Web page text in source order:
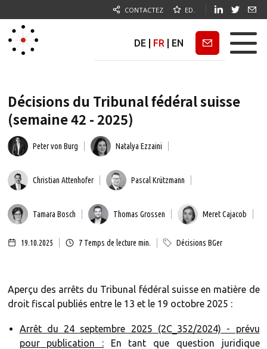
CONTACTEZ ED.
DE FR EN Newsletter
Décisions du Tribunal fédéral suisse
(semaine 42 - 2025)
Peter von Burg Natalya Ezzaini
Christian Attenhofer Pascal Krützmann
Tamara Bosch Thomas Grossen Meret Cajacob
19.10.2025 7Temps de lecture min. Décisions BGer
Aperçu des arrêts du Tribunal fédéral suisse en matière de
droit fiscal publiés entre le 13 et le 19 octobre 2025 :
Arrêt du 24 septembre 2025 (2C_352/2024) - prévu
pour publication :En tant que question juridique